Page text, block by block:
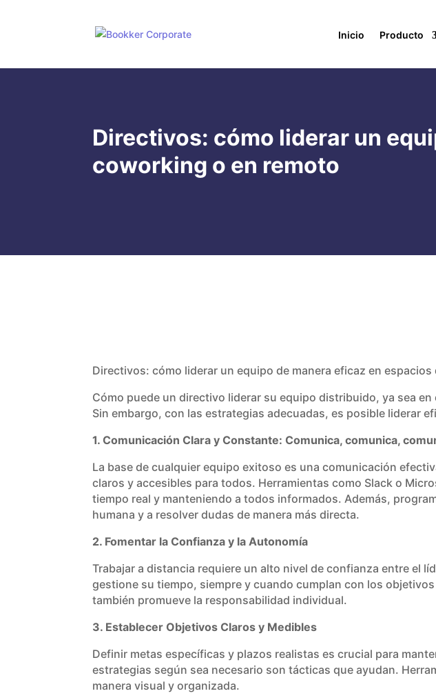
Inicio Producto
Directivos: cómo liderar un
coworking o en remoto
Directivos: cómo liderar un equipo de manera eficaz en
Cómo puede un directivo liderar su equipo distribuido, ya sea
Sin embargo, con las estrategias adecuadas, es posible liderar
1. Comunicación Clara y Constante: Comunica, comunica,
La base de cualquier equipo exitoso es una comunicación
claros y accesibles para todos. Herramientas como Slack o
tiempo real y manteniendo a todos informados. Además,
humana y a resolver dudas de manera más directa.
2. Fomentar la Confianza y la Autonomía
Trabajar a distancia requiere un alto nivel de confianza entre el
gestione su tiempo, siempre y cuando cumplan con los
también promueve la responsabilidad individual.
3. Establecer Objetivos Claros y Medibles
Definir metas específicas y plazos realistas es crucial para
estrategias según sea necesario son tácticas que ayudan.
manera visual y organizada.